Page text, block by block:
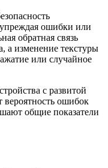
ошибки или
обратная связь
а изменение текстуры
или случайное
с развитой
вероятность ошибок
общие показатели